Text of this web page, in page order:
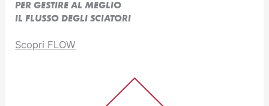
PER GESTIRE AL MEGLIO
IL FLUSSO DEGLI SCIATORI
Scopri FLOW